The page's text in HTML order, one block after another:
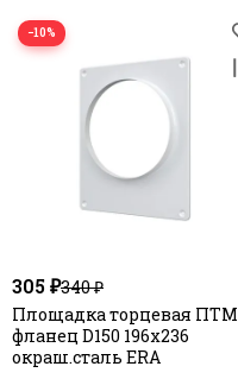
−10%
305 ₽340 ₽
Площадка торцевая ПТМ
фланец D150 196х236
окраш.сталь ERA